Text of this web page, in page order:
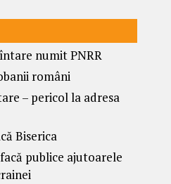
numit PNRR
români
– pericol la adresa
Biserica
publice ajutoarele